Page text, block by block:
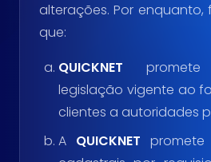
alterações. Por
que:
QUICKNET
legislação vigente ao
clientes a autoridades
A QUICKNET